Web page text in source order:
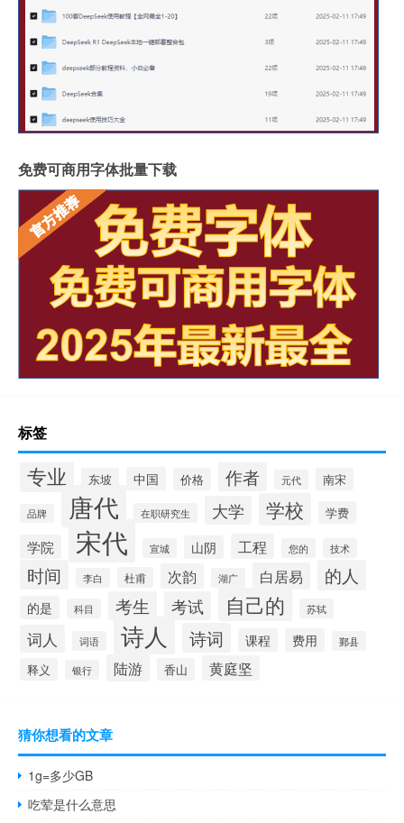
免费可商用字体批量下载
标签
专业 东坡 中国 价格 作者 元代 南宋
品牌 唐代 在职研究生 大学 学校 学费
学院 宋代 宣城 山阴 工程 您的 技术
时间 李白 杜甫 次韵 湖广 白居易 的人
的是 科目 考生 考试 自己的 苏轼
词人 词语 诗人 诗词 课程 费用 鄞县
释义 银行 陆游 香山 黄庭坚
猜你想看的文章
1g=多少GB
吃荤是什么意思